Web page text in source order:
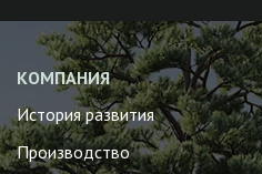
КОМПАНИЯ
История развития
Производство